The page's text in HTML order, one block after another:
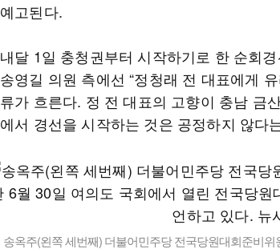
예고된다.
내달 1일 충청권부터 시작하기로 한 순회
송영길 의원 측에선 “정청래 전 대표에게
류가 흐른다. 정 전 대표의 고향이 충남 금
에서 경선을 시작하는 것은 공정하지 않다
송옥주(왼쪽 세번째) 더불어민주당 전국당원대회준비